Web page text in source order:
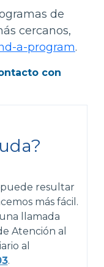
de
cercanos,
a-program.
con
puede resultar
más fácil.
llamada
Atención al
al
.